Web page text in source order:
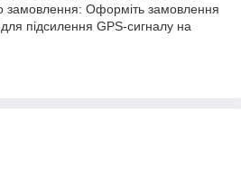
замовлення: Оформіть замовлення
підсилення GPS-сигналу на